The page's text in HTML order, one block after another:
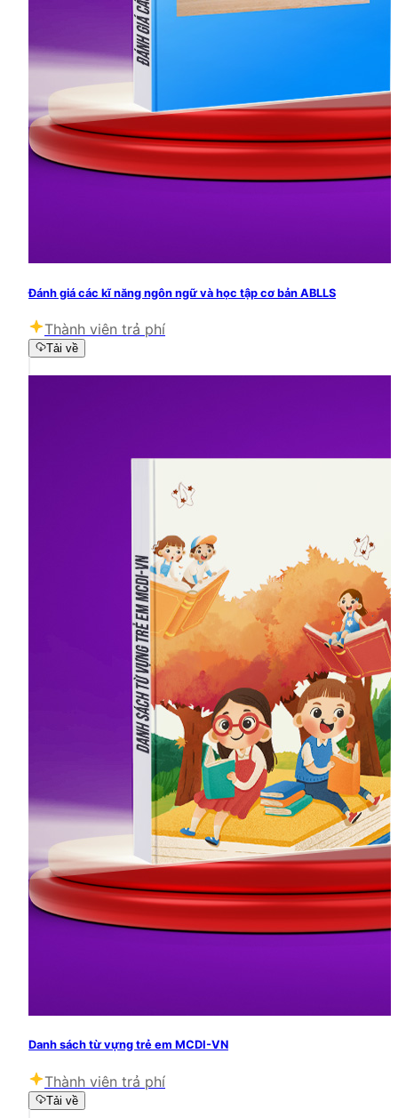
Đánh giá các kĩ năng ngôn ngữ và học tập cơ bản ABLLS
Thành viên trả phí
Tải về
Danh sách từ vựng trẻ em MCDI-VN
Thành viên trả phí
Tải về